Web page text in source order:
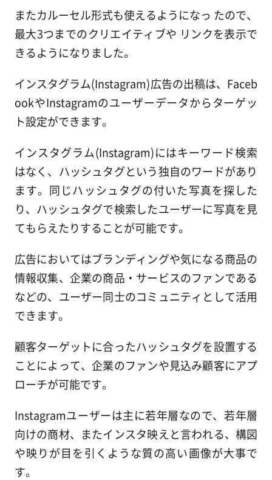
またカルーセル形式も使えるようになっ たので、
最大3つまでのクリエイティブや リンクを表示で
きるようになりました。
インスタグラム(Instagram)広告の出稿は、Faceb
ookやInstagramのユーザーデータからターゲッ
ト設定ができます。
インスタグラム(Instagram)にはキーワード検索
はなく、ハッシュタグという独自のワードがあり
ます。同じハッシュタグの付いた写真を探した
り、ハッシュタグで検索したユーザーに写真を見
てもらえたりすることが可能です。
広告においてはブランディングや気になる商品の
情報収集、企業の商品・サービスのファンである
などの、ユーザー同士のコミュニティとして活用
できます。
顧客ターゲットに合ったハッシュタグを設置する
ことによって、企業のファンや見込み顧客にアプ
ローチが可能です。
Instagramユーザーは主に若年層なので、若年層
向けの商材、またインスタ映えと言われる、構図
や映りが目を引くような質の高い画像が大事で
す。